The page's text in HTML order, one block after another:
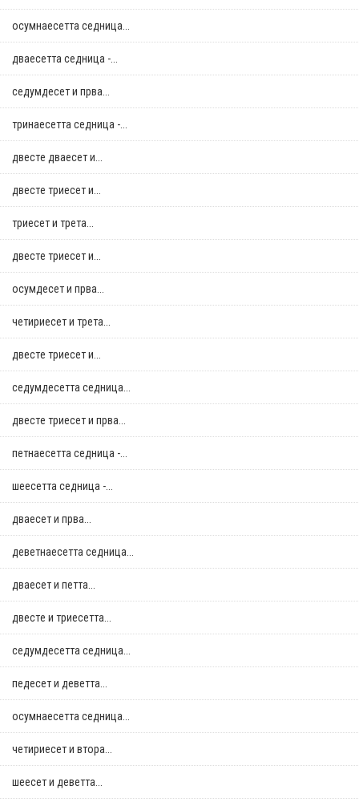
осумнaесетта седница...
дваесетта седница -...
седумдесет и прва...
тринаесетта седница -...
двестe дваесет и...
двестe триесет и...
триесет и трета...
двестe триесет и...
осумдесет и прва...
четириесет и трета...
двестe триесет и...
седумдесетта седница...
двестe триесет и прва...
петнаесетта седница -...
шеесетта седница -...
дваесет и прва...
деветнаесетта седница...
дваесет и петта...
двестe и триесетта...
седумдесетта седница...
педесет и деветта...
осумнaесетта седница...
четириесет и втора...
шеесет и деветта...